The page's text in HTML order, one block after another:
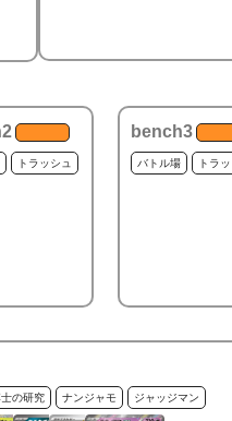
トラッシュ
bench3
バトル場 トラ
の研究 ナンジャモ ジャッジマン